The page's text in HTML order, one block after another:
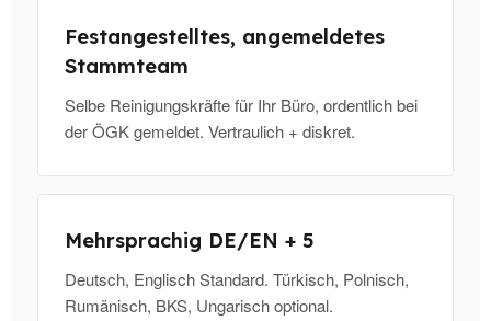
Festangestelltes, angemeldetes
Stammteam
Selbe Reinigungskräfte für Ihr Büro, ordentlich bei
der ÖGK gemeldet. Vertraulich + diskret.
Mehrsprachig DE/EN + 5
Deutsch, Englisch Standard. Türkisch, Polnisch,
Rumänisch, BKS, Ungarisch optional.